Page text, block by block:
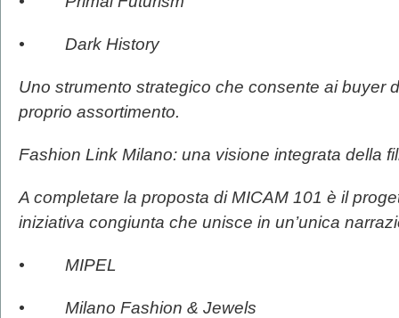
• Dark History
Uno strumento strategico che consente ai buyer
proprio assortimento.
Fashion Link Milano: una visione integrata della
A completare la proposta di MICAM 101 è il
iniziativa congiunta che unisce in un’unica
• MIPEL
• Milano Fashion & Jewels